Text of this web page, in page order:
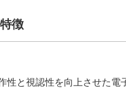
徴
と視認性を向上させた